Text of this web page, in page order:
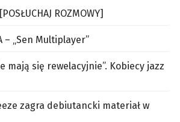
ROZMOWY]
– „Sen Multiplayer”
mają się rewelacyjnie”. Kobiecy jazz
zagra debiutancki materiał w